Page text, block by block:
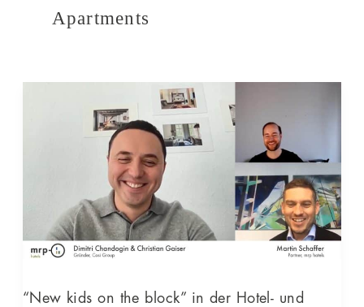
Apartments
“New kids on the block” in der Hotel- und
Hotel-
und